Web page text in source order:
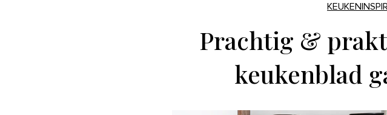
Prachtig &
keukenblad